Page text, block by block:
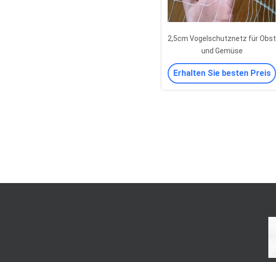
2,5cm Vogelschutznetz für Obst
und Gemüse
Erhalten Sie besten Preis